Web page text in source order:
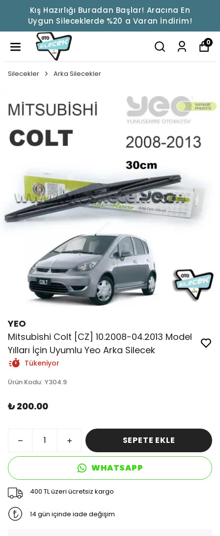
Kış Hazırlığı Buradan Başlar! Aracına En
Uygun Sileceklerde %20 a Varan İndirim!
0
Silecekler Arka Silecekler
YEO
Mitsubishi Colt [CZ] 10.2008-04.2013 Model
Yılları İçin Uyumlu Yeo Arka Silecek
Tükeniyor
Ürün Kodu: Y304.9
₺ 200.00
SEPETE EKLE
WHATSAPP
400 TL üzeri ücretsiz kargo
14 gün içinde iade değişim